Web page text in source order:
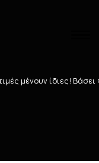
μένουν ίδιες!